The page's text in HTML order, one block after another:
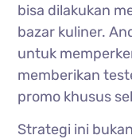
bisa dilakukan
bazar kuliner.
untuk
memberikan
promo khusus
Strategi ini